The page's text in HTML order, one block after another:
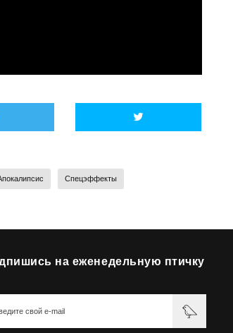
Спецэффекты
на еженедельную птичку